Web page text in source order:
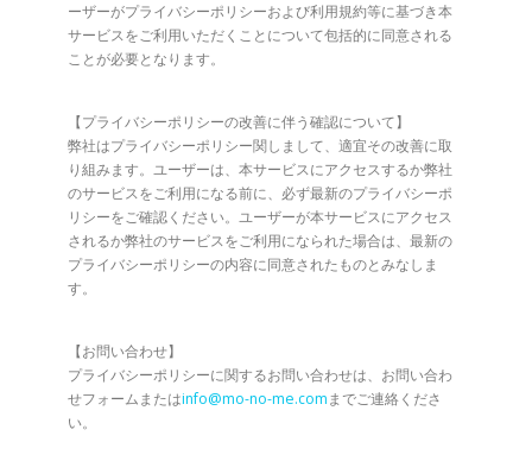
ーザーがプライバシーポリシーおよび利用規約等に基づき本
サービスをご利用いただくことについて包括的に同意される
ことが必要となります。
【プライバシーポリシーの改善に伴う確認について】
弊社はプライバシーポリシー関しまして、適宜その改善に取
り組みます。ユーザーは、本サービスにアクセスするか弊社
のサービスをご利用になる前に、必ず最新のプライバシーポ
リシーをご確認ください。ユーザーが本サービスにアクセス
されるか弊社のサービスをご利用になられた場合は、最新の
プライバシーポリシーの内容に同意されたものとみなしま
す。
【お問い合わせ】
プライバシーポリシーに関するお問い合わせは、お問い合わ
せフォームまたはinfo@mo-no-me.comまでご連絡くださ
い。